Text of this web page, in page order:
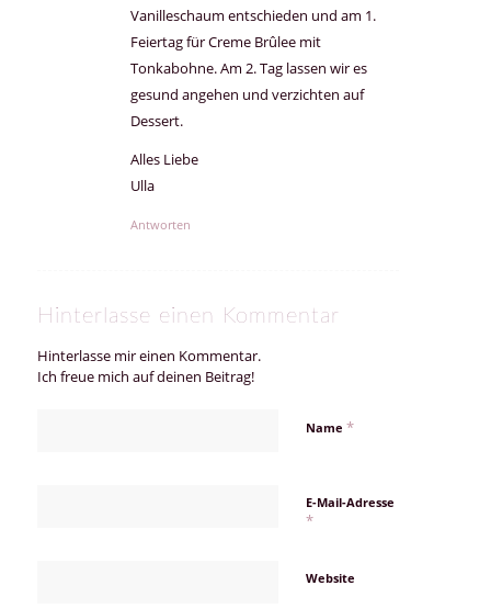
Vanilleschaum entschieden und am 1.
Feiertag für Creme Brûlee mit
Tonkabohne. Am 2. Tag lassen wir es
gesund angehen und verzichten auf
Dessert.
Alles Liebe
Ulla
Antworten
Hinterlasse einen Kommentar
Hinterlasse mir einen Kommentar.
Ich freue mich auf deinen Beitrag!
Name *
E-Mail-Adresse
*
Website